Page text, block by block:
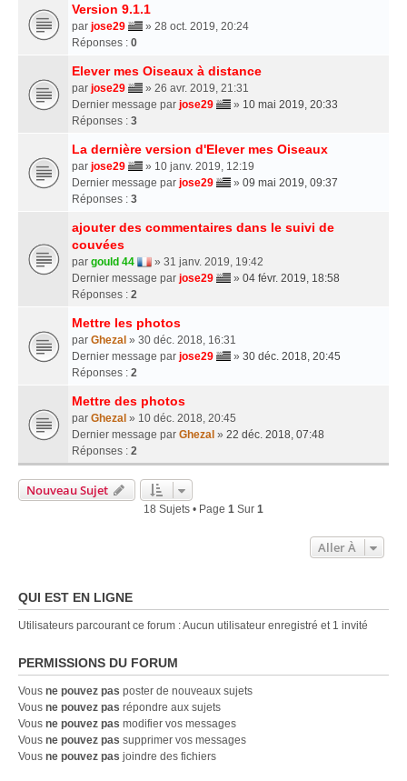
Version 9.1.1
par jose29
» 28 oct. 2019, 20:24
Réponses : 0
Elever mes Oiseaux à distance
par jose29
» 26 avr. 2019, 21:31
Dernier message par jose29 » 10 mai 2019, 20:33
Réponses : 3
La dernière version d'Elever mes Oiseaux
par jose29
» 10 janv. 2019, 12:19
Dernier message par jose29 » 09 mai 2019, 09:37
Réponses : 3
ajouter des commentaires dans le suivi de
couvées
par gould 44
» 31 janv. 2019, 19:42
Dernier message par jose29 » 04 févr. 2019, 18:58
Réponses : 2
Mettre les photos
par Ghezal » 30 déc. 2018, 16:31
Dernier message par jose29 » 30 déc. 2018, 20:45
Réponses : 2
Mettre des photos
par Ghezal » 10 déc. 2018, 20:45
Dernier message par Ghezal » 22 déc. 2018, 07:48
Réponses : 2
Nouveau Sujet
18 Sujets • Page 1 Sur 1
Aller À
QUI EST EN LIGNE
Utilisateurs parcourant ce forum : Aucun utilisateur enregistré et 1 invité
PERMISSIONS DU FORUM
Vous ne pouvez pas poster de nouveaux sujets
Vous ne pouvez pas répondre aux sujets
Vous ne pouvez pas modifier vos messages
Vous ne pouvez pas supprimer vos messages
Vous ne pouvez pas joindre des fichiers